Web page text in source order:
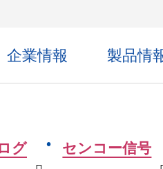
企業情報 製品情
グ センコー信号